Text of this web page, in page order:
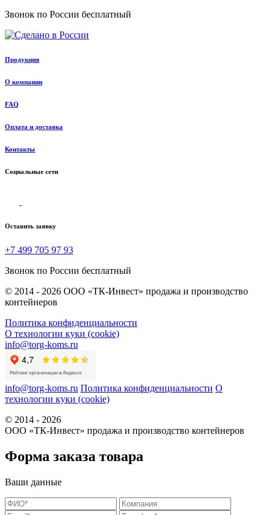
Звонок по России бесплатный
Продукция
О компании
FAQ
Оплата и доставка
Контакты
Социальные сети
Оставить заявку
+7 499 705 97 93
Звонок по России бесплатный
© 2014 - 2026 ООО «ТК-Инвест» продажа и производство
контейнеров
Политика конфиденциальности
О технологии куки (cookie)
info@torg-koms.ru
info@torg-koms.ru Политика конфиденциальности О
технологии куки (cookie)
© 2014 - 2026
ООО «ТК-Инвест» продажа и производство контейнеров
Форма заказа товара
Ваши данные